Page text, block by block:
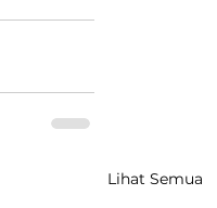
Lihat Semua